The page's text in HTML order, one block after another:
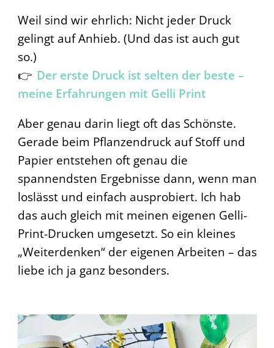
Weil sind wir ehrlich: Nicht jeder Druck
gelingt auf Anhieb. (Und das ist auch gut
so.)
👉 Der erste Druck ist selten der beste –
meine Erfahrungen mit Gelli Print
Aber genau darin liegt oft das Schönste.
Gerade beim Pflanzendruck auf Stoff und
Papier entstehen oft genau die
spannendsten Ergebnisse dann, wenn man
loslässt und einfach ausprobiert. Ich hab
das auch gleich mit meinen eigenen Gelli-
Print-Drucken umgesetzt. So ein kleines
„Weiterdenken“ der eigenen Arbeiten – das
liebe ich ja ganz besonders.